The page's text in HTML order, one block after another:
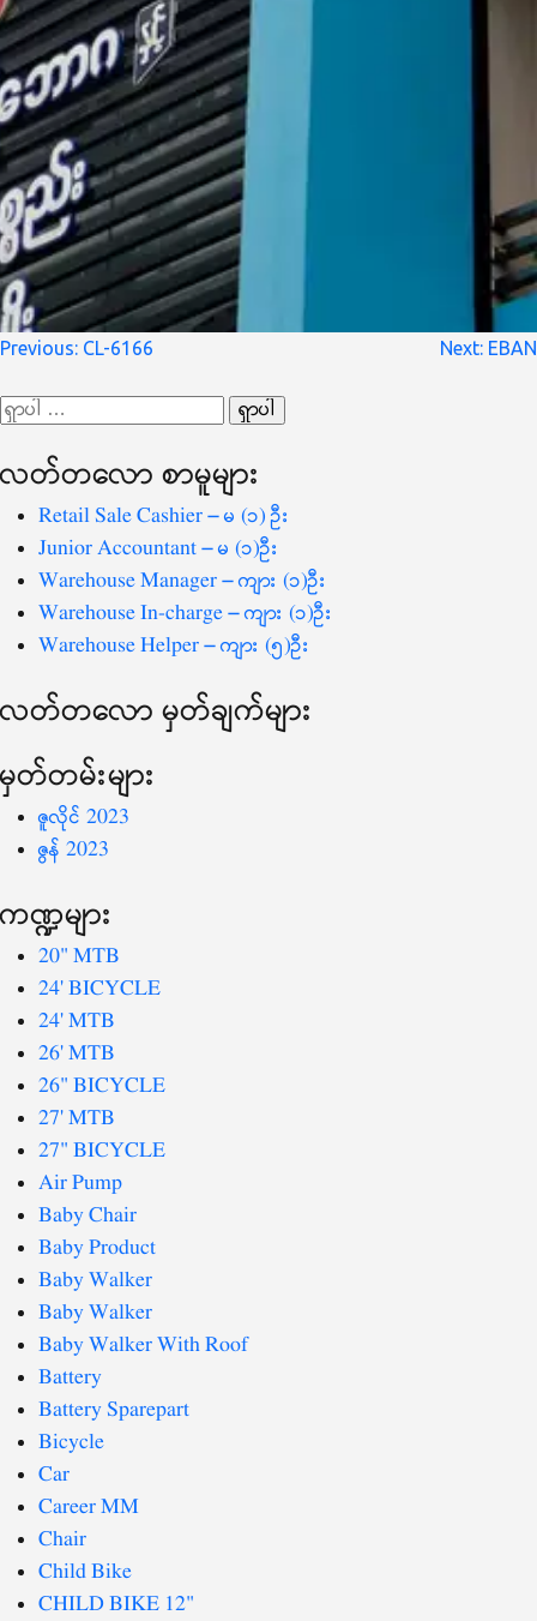
စာမူ
ပြ
Previous: CL-6166 Next: EBAN
ရှာ
စကားလုံး
လတ်တ‌လော စာမူများ
Retail Sale Cashier – မ (၁) ဦး
Junior Accountant – မ (၁)ဦး
Warehouse Manager – ကျား (၁)ဦး
Warehouse In-charge – ကျား (၁)ဦး
Warehouse Helper – ကျား (၅)ဦး
လတ်တ‌လော မှတ်ချက်များ
မှတ်တမ်းများ
ဇူလိုင် 2023
ဇွန် 2023
ကဏ္ဍများ
20" MTB
24' BICYCLE
24' MTB
26' MTB
26" BICYCLE
27' MTB
27" BICYCLE
Air Pump
Baby Chair
Baby Product
Baby Walker
Baby Walker
Baby Walker With Roof
Battery
Battery Sparepart
Bicycle
Car
Career MM
Chair
Child Bike
CHILD BIKE 12"